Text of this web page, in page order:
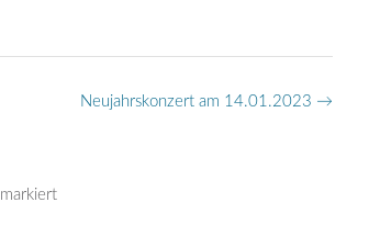
Neujahrskonzert am 14.01.2023 →
markiert